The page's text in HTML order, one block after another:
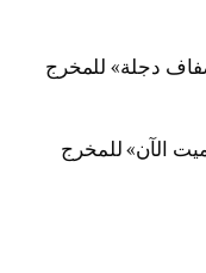
دجلة» للمخرج
الآن» للمخرج